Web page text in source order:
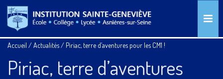
Accueil /Actualités/ Piriac, terre d’aventures pour les CM1 !
Piriac, terre d’aventures